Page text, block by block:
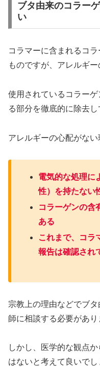
ブタ由来のコラー
い
コラマーに含まれるコ
ものですが、アレルギ
使用されているコラー
る部分を徹底的に除去し
アレルギーの心配がない
電気的な処理に
性）を持たない
コラーゲンの含
ある
これまで、コラ
報告は確認され
宗教上の理由などでブ
師に相談する必要があり
しかし、医学的な観点
はないと考えて良いでし